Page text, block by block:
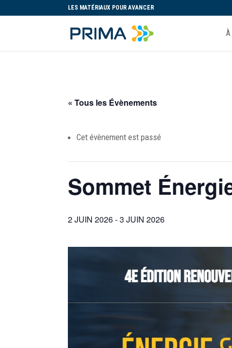
LES MATÉRIAUX POUR AVANCER
« Tous les Évènements
Cet évènement est passé
Sommet
2 JUIN 2026-3 JUIN 2026